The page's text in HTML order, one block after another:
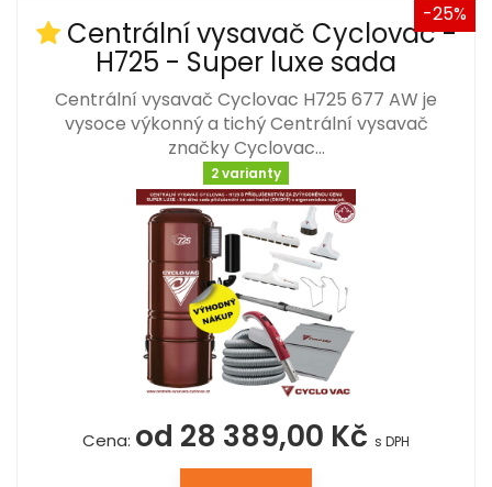
-25%
Centrální vysavač Cyclovac -
H725 - Super luxe sada
Centrální vysavač Cyclovac H725 677 AW je
vysoce výkonný a tichý Centrální vysavač
značky Cyclovac…
2 varianty
Cena: od 28 389,00 Kč s DPH